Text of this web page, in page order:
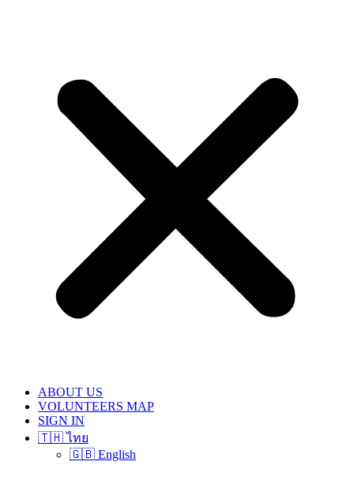
ABOUT US
VOLUNTEERS MAP
SIGN IN
🇹🇭 ไทย
🇬🇧 English